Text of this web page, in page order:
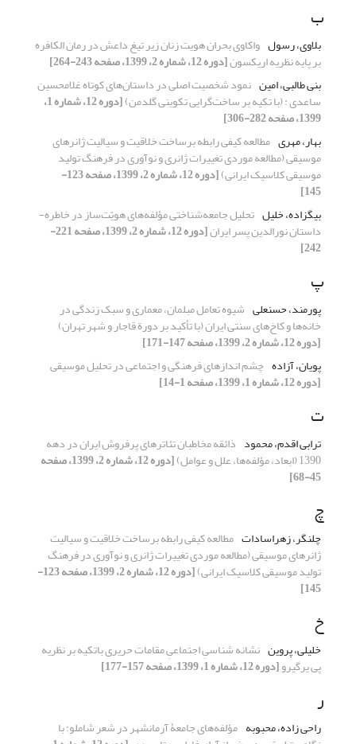
ب
بلاوی، رسول واکاوی بحران هویت زنان زیر تیغ داعش در رمان الکافره
بر پایه نظریه اریکسون[دوره 12، شماره 2، 1399، صفحه 243-264]
بنی طالبی، امین نمود شخصیت اصلی در داستان‌های کوتاه غلامحسین
ساعدی : (با تکیه بر ساخت‌گرایی تکوینی گلدمن) [دوره 12، شماره 1،
1399، صفحه 282-306]
بهار، مهری مطالعه کیفی رابطه برساخت خلاقیت و سیالیت ژانرهای
موسیقی (مطالعه موردی تغییرات ژانری و نوآوری در فرهنگ تولید
موسیقی کلاسیک ایرانی) [دوره 12، شماره 2، 1399، صفحه 123-
145]
بیگزاده، خلیل تحلیل جامعه‌شناختی مؤلفه‌های هویّت‌ساز در خاطره-‌
داستان نورالدین پسر ایران [دوره 12، شماره 2، 1399، صفحه 221-
242]
پ
پورمند، حسنعلی شیوه تعامل مبلمان، معماری و سبک زندگی در
خانه‌ها و کاخ‌های سنتی ایران (با تأکید بر دورة قاجار و شهر تهران)
[دوره 12، شماره 2، 1399، صفحه 147-171]
پویان، آزاده چشم اندازهای فرهنگی و اجتماعی در تحلیل موسیقی
[دوره 12، شماره 1، 1399، صفحه 1-14]
ت
ترابی اقدم، محمود ذائقه مخاطبان تئاترهای پرفروش ایران در دهه
1390 (ابعاد، مؤلفه‌ها، علل و عوامل) [دوره 12، شماره 2، 1399، صفحه
45-68]
چ
چلنگر، زهراسادات مطالعه کیفی رابطه برساخت خلاقیت و سیالیت
ژانرهای موسیقی (مطالعه موردی تغییرات ژانری و نوآوری در فرهنگ
تولید موسیقی کلاسیک ایرانی) [دوره 12، شماره 2، 1399، صفحه 123-
145]
خ
خلیلی، پروین نشانه شناسیِ اجتماعیِ مقامات حریری باتکیه بر نظریه
پی یرگیرو[دوره 12، شماره 1، 1399، صفحه 157-177]
ر
راحی زاده، محبوبه مؤلفه‌های جامعۀ آرمانشهر در شعر شاملو: با